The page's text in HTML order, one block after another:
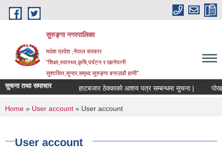
Skip to main content
सुरुङ्‍गा नगरपालिका
मधेश प्रदेश ,नेपाल सरकार
"शिक्षा,स्वास्थ्य,कृषि,पर्यटन र खानेपानी
सुशासित,सुन्दर,समृध्द सुरुङ्गा बनाउछौ हामी"
सुचना तथा समाचार हाटबजार ठेक्काको आशय पत्र सम्बन्धमा सुचना |
You are here
Home » User account » User account
User account